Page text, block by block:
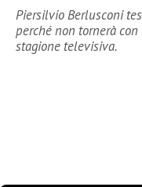
Piersilvio Berlusconi
perché non tornerà
stagione televisiva.